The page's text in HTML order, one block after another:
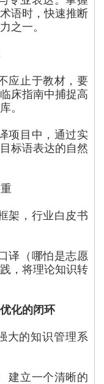
语时，快速推断
之一。
应止于教材，要
床指南中捕捉高
。
项目中，通过实
标语表达的自然
架，行业白皮书
译（哪怕是志愿
，将理论知识转
化的闭环
大的知识管理系
建立一个清晰的